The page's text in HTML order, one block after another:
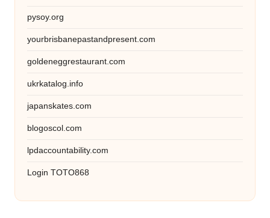
pysoy.org
yourbrisbanepastandpresent.com
goldeneggrestaurant.com
ukrkatalog.info
japanskates.com
blogoscol.com
lpdaccountability.com
Login TOTO868